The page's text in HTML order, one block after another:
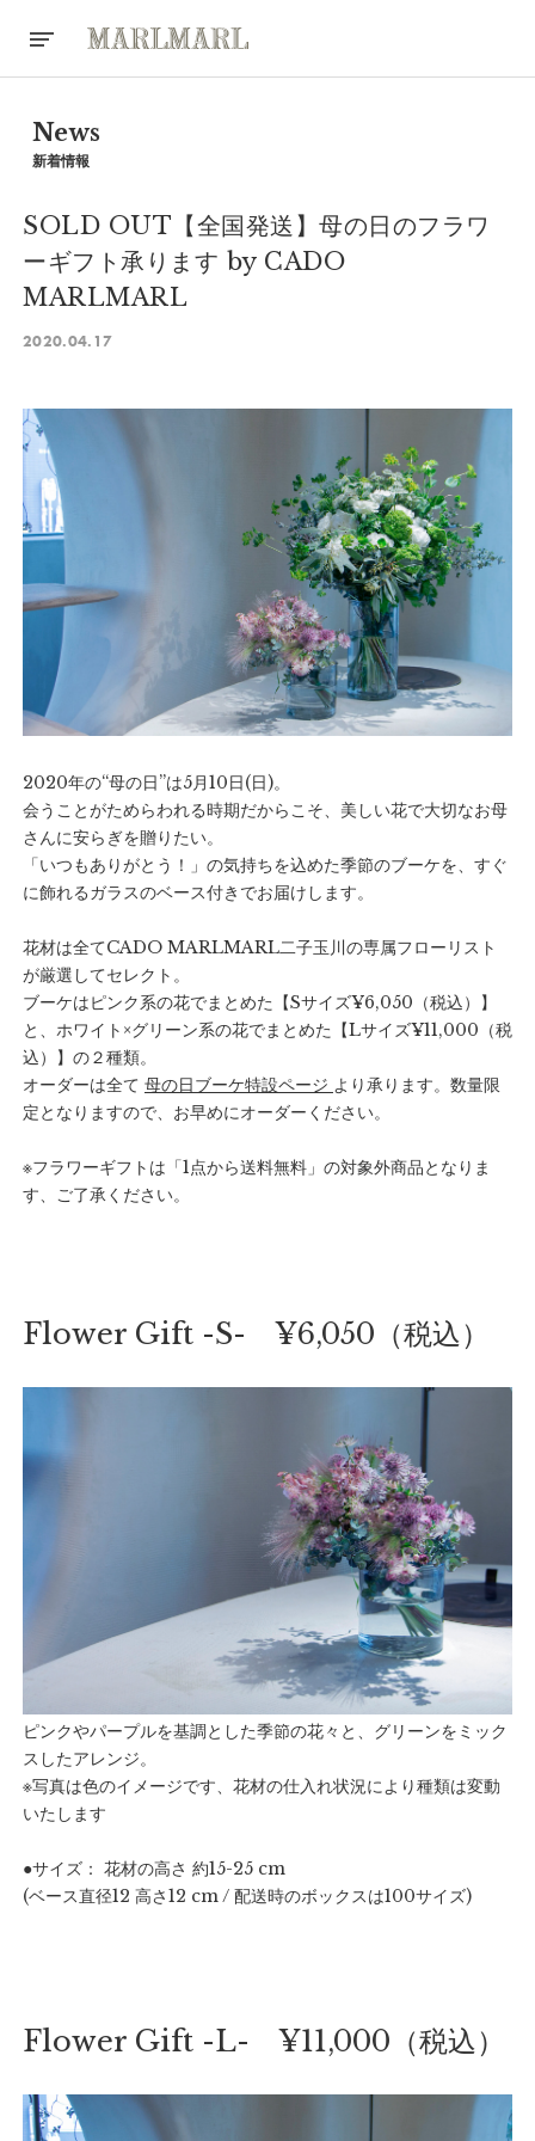
News
新着情報
SOLD OUT【全国発送】母の日のフラワ
ーギフト承ります by CADO
MARLMARL
2020.04.17
2020年の“母の日”は5月10日(日)。
会うことがためらわれる時期だからこそ、美しい花で大切なお母
さんに安らぎを贈りたい。
「いつもありがとう！」の気持ちを込めた季節のブーケを、すぐ
に飾れるガラスのベース付きでお届けします。
花材は全てCADO MARLMARL二子玉川の専属フローリスト
が厳選してセレクト。
ブーケはピンク系の花でまとめた【Sサイズ¥6,050（税込）】
と、ホワイト×グリーン系の花でまとめた【Lサイズ¥11,000（税
込）】の２種類。
オーダーは全て 母の日ブーケ特設ページ より承ります。数量限
定となりますので、お早めにオーダーください。
※フラワーギフトは「1点から送料無料」の対象外商品となりま
す、ご了承ください。
Flower Gift -S- ¥6,050（税込）
ピンクやパープルを基調とした季節の花々と、グリーンをミック
スしたアレンジ。
※写真は色のイメージです、花材の仕入れ状況により種類は変動
いたします
●サイズ： 花材の高さ 約15-25 cm
(ベース直径12 高さ12 cm / 配送時のボックスは100サイズ)
Flower Gift -L- ¥11,000（税込）